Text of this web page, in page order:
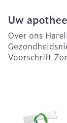
Uw
Over ons
Voorschrift